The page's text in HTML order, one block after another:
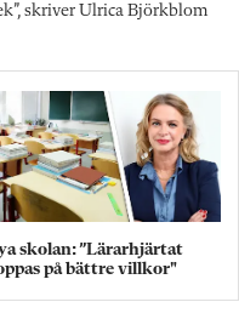
skriver Ulrica Björkblom
skolan: ”Lärarhjärtat
på bättre villkor"